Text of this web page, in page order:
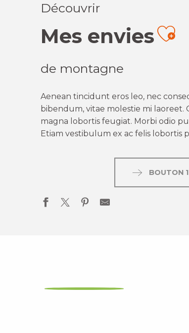
Découvrir
Mes envies
de montagne
Aenean tincidunt eros leo, nec
bibendum, vitae molestie mi laoreet.
magna lobortis feugiat. Morbi odio
Etiam vestibulum ex ac felis lobortis
BOUTON 1